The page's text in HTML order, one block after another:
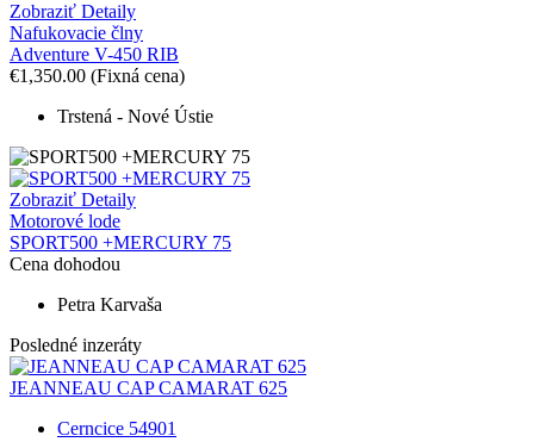
Zobraziť Detaily
Nafukovacie člny
Adventure V-450 RIB
€1,350.00 (Fixná cena)
Trstená - Nové Ústie
Zobraziť Detaily
Motorové lode
SPORT500 +MERCURY 75
Cena dohodou
Petra Karvaša
Posledné inzeráty
JEANNEAU CAP CAMARAT 625
Cerncice 54901